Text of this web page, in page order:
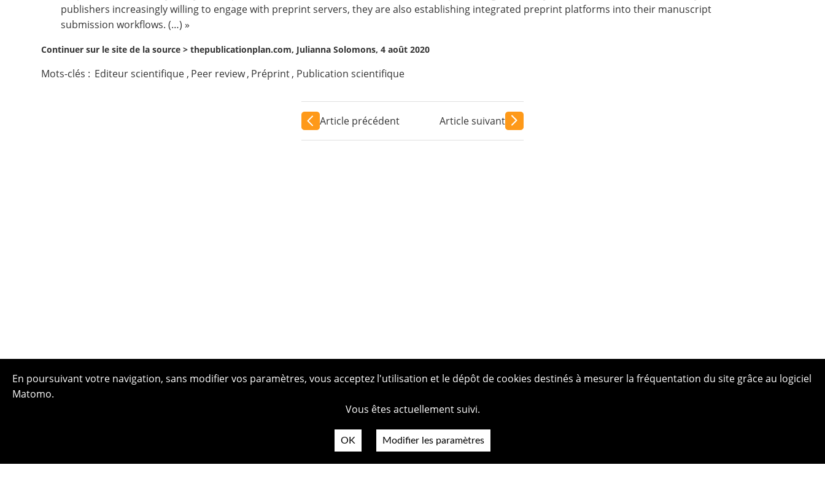
Nous suivrepublishers increasingly willing to engage with preprint servers, they are also establishing integrated preprint platforms into their manuscript
submission workflows. (…) »
Continuer sur le site de la source >thepublicationplan.com, Julianna Solomons, 4 août 2020
Mots-clés : Editeur scientifique , Peer review, Préprint, Publication scientifique
Article précédent Article suivant
En poursuivant votre navigation, sans modifier vos paramètres, vous acceptez l'utilisation et le dépôt de cookies destinés à mesurer la fréquentation du site grâce au logiciel
Matomo.
Vous êtes actuellement suivi.
OK Modifier les paramètres